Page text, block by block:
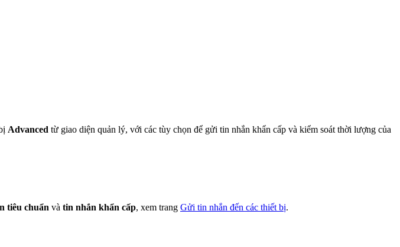
Advanced từ giao diện quản lý, với các tùy chọn để gửi tin nhắn khẩn cấp và kiểm soát thời lượng của
tiêu chuẩn và tin nhắn khẩn cấp, xem trang Gửi tin nhắn đến các thiết bị.